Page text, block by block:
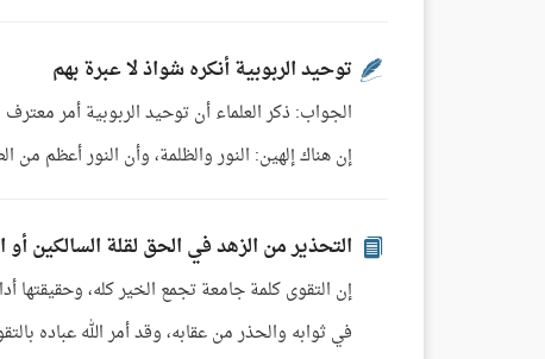
توحيد الربوبية أنكره شواذ لا عبرة بهم
الجواب: ذكر العلماء أن توحيد الربوبية أمر
إن هناك إلهين: النور والظلمة، وأن النور أعظم من
التحذير من الزهد في الحق لقلة السالكين أو
إن التقوى كلمة جامعة تجمع الخير كله، وحقيقتها
في ثوابه والحذر من عقابه، وقد أمر الله عباده